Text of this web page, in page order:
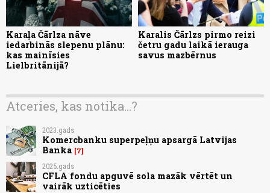
Karaļa Čārlza nāve
iedarbinās slepenu plānu:
kas mainīsies
Lielbritānijā?
Karalis Čārlzs pirmo reizi
četru gadu laikā ierauga
savus mazbērnus
Atceries, kas notika...?
2023.gads
Komercbanku superpeļņu apsargā Latvijas
Banka 7
2025.gads
CFLA fondu apguvē sola mazāk vērtēt un
vairāk uzticēties